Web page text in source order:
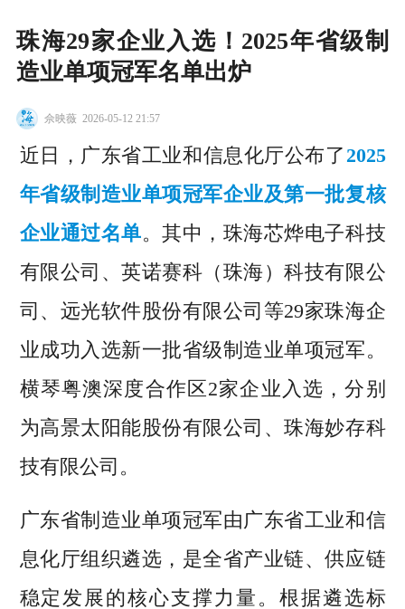
珠海29家企业入选！2025年省级制
造业单项冠军名单出炉
佘映薇 2026-05-12 21:57
近日，广东省工业和信息化厅公布了 2025
年省级制造业单项冠军企业及第一批复核
企业通过名单。其中，珠海芯烨电子科技
有限公司、英诺赛科（珠海）科技有限公
司、远光软件股份有限公司等29家珠海企
业成功入选新一批省级制造业单项冠军。
横琴粤澳深度合作区2家企业入选，分别
为高景太阳能股份有限公司、珠海妙存科
技有限公司。
广东省制造业单项冠军由广东省工业和信
息化厅组织遴选，是全省产业链、供应链
稳定发展的核心支撑力量。根据遴选标